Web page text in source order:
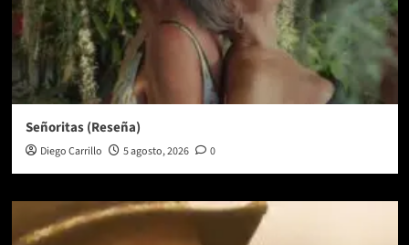
Señoritas (Reseña)
Diego Carrillo 5 agosto, 2026 0